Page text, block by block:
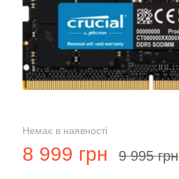
Немає в наявності
8 999 грн 9 995 грн